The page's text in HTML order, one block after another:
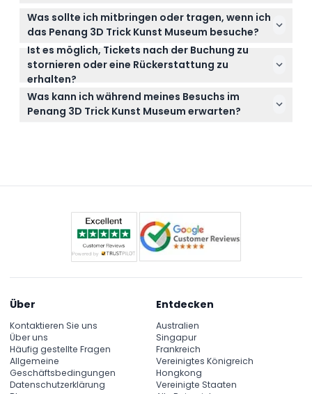
für Kinder RM18 bezahlen.
Ja, Kinder im Alter von 0 bis 3 Jahren dürfen
kostenlos eintreten, Kinder zwischen 4 und 12
Jahren benötigen ein Kinderticket, das von
Erwachsenen- und Seniorentickets getrennt ist.
Was sollte ich mitbringen oder tragen, wenn ich
das Penang 3D Trick Kunst Museum besuche?
Es ist am besten, Socken im Museum zu tragen, da
Schuhe nicht erlaubt sind, und bequeme Kleidung
erleichtert die Bewegung an den Ausstellungen.
Ist es möglich, Tickets nach der Buchung zu
stornieren oder eine Rückerstattung zu
erhalten?
Tickets sind nicht erstattungsfähig und können
nicht storniert werden. Stellen Sie also sicher, dass
Ihre Pläne feststehen, bevor Sie buchen.
Was kann ich während meines Besuchs im
Penang 3D Trick Kunst Museum erwarten?
Über
Kontaktieren Sie uns
Über uns
Häufig gestellte Fragen
Allgemeine
Geschäftsbedingungen
Datenschutzerklärung
Entdecken
Australien
Singapur
Frankreich
Vereinigtes Königreich
Hongkong
Vereinigte Staaten